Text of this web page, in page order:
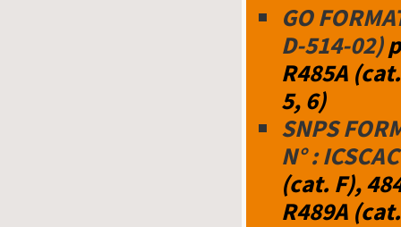
GO
D-514-02)
R485A
5, 6)
SNPS
N° :
(cat. F),
R489A